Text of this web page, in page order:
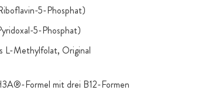
5-Phosphat)
5-Phosphat)
L-Methylfolat, Original
Formel mit drei B12-Formen